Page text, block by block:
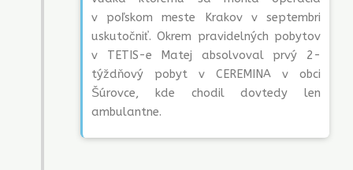
v poľskom meste Krakov v septembri
uskutočniť. Okrem pravidelných pobytov
v TETIS-e Matej absolvoval prvý 2-
týždňový pobyt v CEREMINA v obci
Šúrovce, kde chodil dovtedy len
ambulantne.